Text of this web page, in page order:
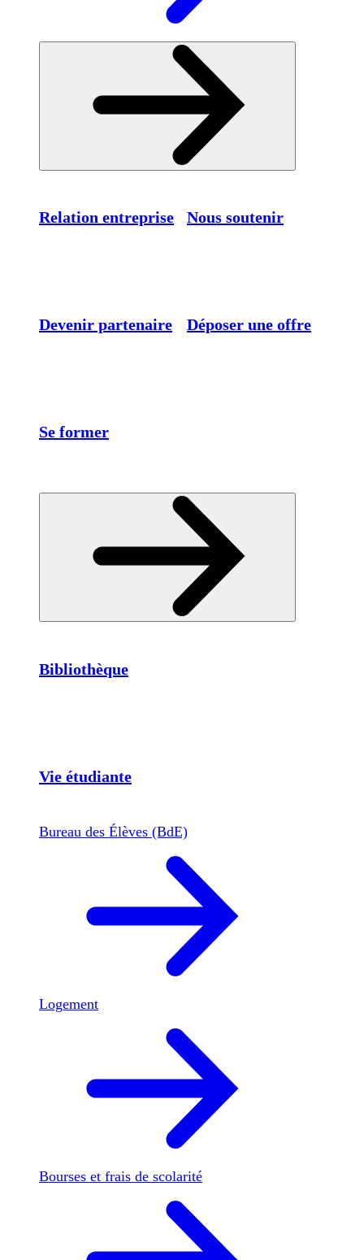
Relation entreprise Nous soutenir
Devenir partenaire Déposer une offre
Se former
Bibliothèque
Vie étudiante
Bureau des Élèves (BdE)
Logement
Bourses et frais de scolarité